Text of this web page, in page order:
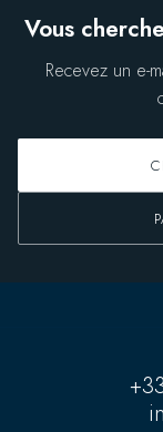
Vous
Recevez un e-